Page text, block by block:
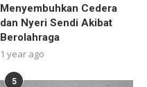
Menyembuhkan Cedera
dan Nyeri Sendi Akibat
Berolahraga
1 year ago
5